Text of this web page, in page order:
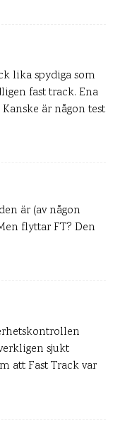
lika spydiga som
fast track. Ena
är någon test
är (av någon
flyttar FT? Den
sjukt
att Fast Track var